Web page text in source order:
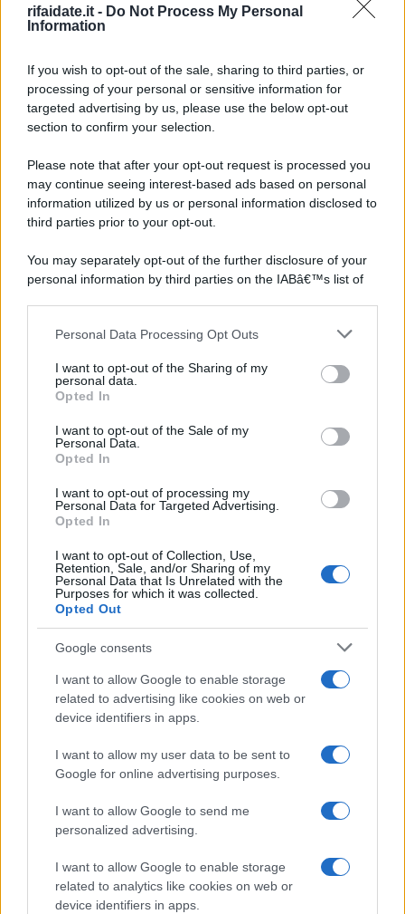
rifaidate.it - Do Not Process My Personal
Information
If you wish to opt-out of the sale, sharing to third parties, or
processing of your personal or sensitive information for
targeted advertising by us, please use the below opt-out
section to confirm your selection.
Please note that after your opt-out request is processed you
may continue seeing interest-based ads based on personal
information utilized by us or personal information disclosed to
third parties prior to your opt-out.
You may separately opt-out of the further disclosure of your
personal information by third parties on the IABâ€™s list of
This information may also be disclosed by us to third parties
further disclose it to other third parties.
Please note that this website/app uses one or more Google
services and may gather and store information including but
not limited to your visit or usage behaviour. You may click to
grant or deny consent to Google and its third-party tags to
consent section.
Personal Data Processing Opt Outs
I want to opt-out of the Sharing of my
personal data.
Opted In
I want to opt-out of the Sale of my
Personal Data.
Opted In
I want to opt-out of processing my
Personal Data for Targeted Advertising.
Opted In
I want to opt-out of Collection, Use,
Retention, Sale, and/or Sharing of my
Personal Data that Is Unrelated with the
Purposes for which it was collected.
Opted Out
Google consents
I want to allow Google to enable storage
related to advertising like cookies on web or
device identifiers in apps.
I want to allow my user data to be sent to
Google for online advertising purposes.
I want to allow Google to send me
personalized advertising.
I want to allow Google to enable storage
related to analytics like cookies on web or
device identifiers in apps.
©2026 - rifaidate.it - p.iva 03338800984